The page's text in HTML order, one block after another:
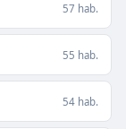
57 hab.
55 hab.
54 hab.